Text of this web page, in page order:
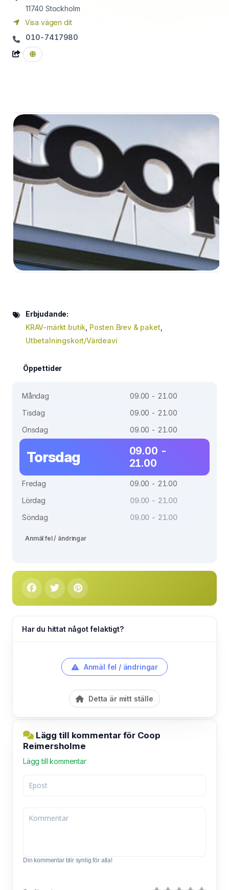
11740 Stockholm
Visa vägen dit
010-7417980
Erbjudande:
KRAV-märkt butik Posten Brev & paket
Utbetalningskort/Värdeavi
Öppettider
Måndag
09.00 - 21.00
Tisdag
09.00 - 21.00
Onsdag
09.00 - 21.00
Torsdag
09.00 -
21.00
Fredag
09.00 - 21.00
Lördag
09.00 - 21.00
Söndag
09.00 - 21.00
Anmäl fel / ändringar
Har du hittat något felaktigt?
Anmäl fel / ändringar
Detta är mitt ställe
Lägg till kommentar för Coop
Reimersholme
Lägg till kommentar
Din kommentar blir synlig för alla!